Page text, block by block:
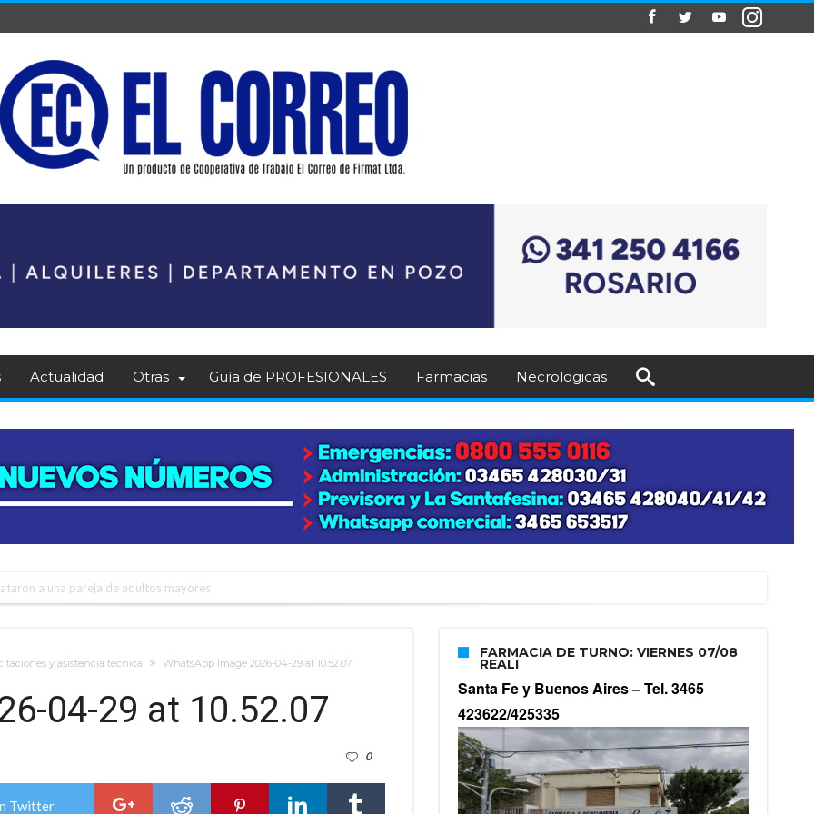
Actualidad Otras Guía de PROFESIONALES Farmacias Necrologicas
a una pareja de adultos mayores
la Expo Dose
y asistencia técnica WhatsApp Image 2026-04-29 at 10.52.07
04-29 at 10.52.07
0
Twitter
FARMACIA DE TURNO: VIERNES 07/08
REALI
Santa Fe y Buenos Aires –Tel. 3465
423622/425335